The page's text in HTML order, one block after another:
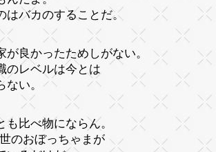
はバカのすることだ。
が良かったためしがない。
のレベルは今とは
い。
比べ物にならん。
のおぼっちゃまが